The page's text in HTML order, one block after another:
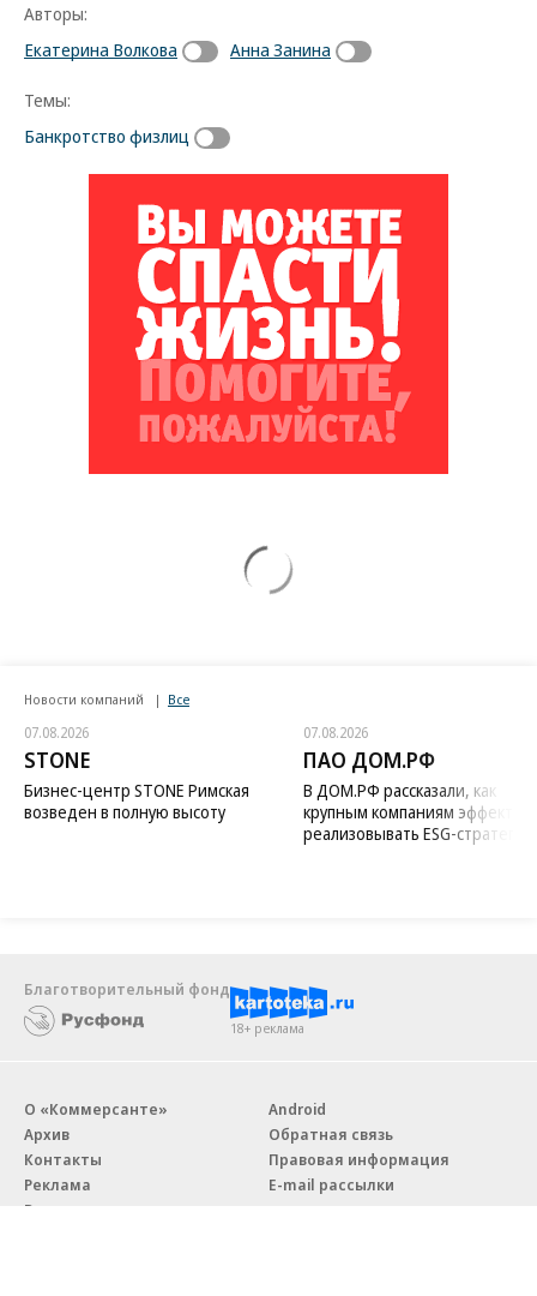
Авторы:
Екатерина Волкова
Анна Занина
Темы:
Банкротство физлиц
Новости компаний Все
07.08.2026
STONE
Бизнес-центр STONE Римская
возведен в полную высоту
07.08.2026
ПАО ДОМ.РФ
В ДОМ.РФ рассказали, как
крупным компаниям
реализовывать ESG-стратегию
Благотворительный фонд
18+ реклама
О «Коммерсанте»
Архив
Контакты
Реклама
Вакансии
Android
Обратная связь
Правовая информация
E-mail рассылки